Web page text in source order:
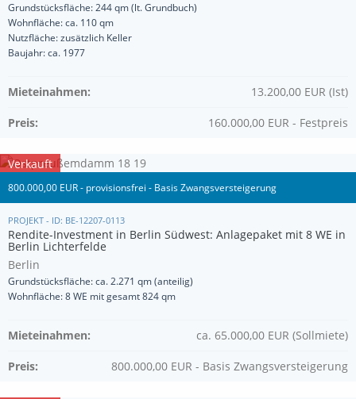
Grundstücksfläche: 244 qm (lt. Grundbuch)
Wohnfläche: ca. 110 qm
Nutzfläche: zusätzlich Keller
Baujahr: ca. 1977
13.200,00 EUR (Ist)
Mieteinahmen:
160.000,00 EUR - Festpreis
Preis:
Verkauft
800.000,00 EUR - provisionsfrei - Basis Zwangsversteigerung
PROJEKT - ID: BE-12207-0113
Rendite-Investment in Berlin Südwest: Anlagepaket mit 8 WE in
Berlin Lichterfelde
Berlin
Grundstücksfläche: ca. 2.271 qm (anteilig)
Wohnfläche: 8 WE mit gesamt 824 qm
ca. 65.000,00 EUR (Sollmiete)
Mieteinahmen:
800.000,00 EUR - Basis Zwangsversteigerung
Preis: